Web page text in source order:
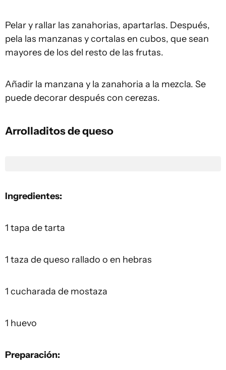
Pelar y rallar las zanahorias, apartarlas. Después,
pela las manzanas y cortalas en cubos, que sean
mayores de los del resto de las frutas.
Añadir la manzana y la zanahoria a la mezcla. Se
puede decorar después con cerezas.
Arrolladitos de queso
Ingredientes:
1 tapa de tarta
1 taza de queso rallado o en hebras
1 cucharada de mostaza
1 huevo
Preparación: